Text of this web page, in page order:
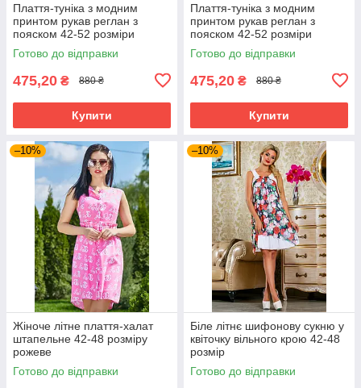
Плаття-туніка з модним
принтом рукав реглан з
пояском 42-52 розміри
Готово до відправки
475,20 ₴ 880 ₴
Купити
Плаття-туніка з модним
принтом рукав реглан з
пояском 42-52 розміри
Готово до відправки
475,20 ₴ 880 ₴
Купити
–10%
Жіноче літне плаття-халат
штапельне 42-48 розміру
рожеве
Готово до відправки
–10%
Біле літнє шифонову сукню у
квіточку вільного крою 42-48
розмір
Готово до відправки